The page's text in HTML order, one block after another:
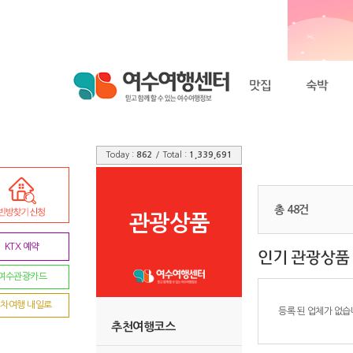
KTX 예약
수관광카드
여행 내일로
Today : 862 / Total : 1,339,691
관광상품
추천여행코스
총 48건
등록 된 업체가 없습